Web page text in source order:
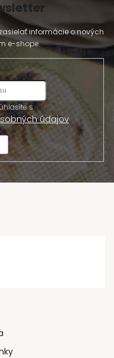
informácie o nových
e-shope.
Vložením e-mailu súhlasíte s
údajov